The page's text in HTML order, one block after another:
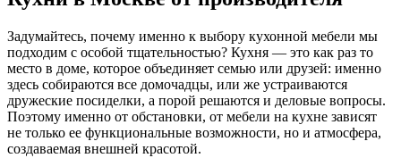
Задумайтесь, почему именно к выбору кухонной мебели мы
подходим с особой тщательностью? Кухня — это как раз то
место в доме, которое объединяет семью или друзей: именно
здесь собираются все домочадцы, или же устраиваются
дружеские посиделки, а порой решаются и деловые вопросы.
Поэтому именно от обстановки, от мебели на кухне зависят
не только ее функциональные возможности, но и атмосфера,
создаваемая внешней красотой.